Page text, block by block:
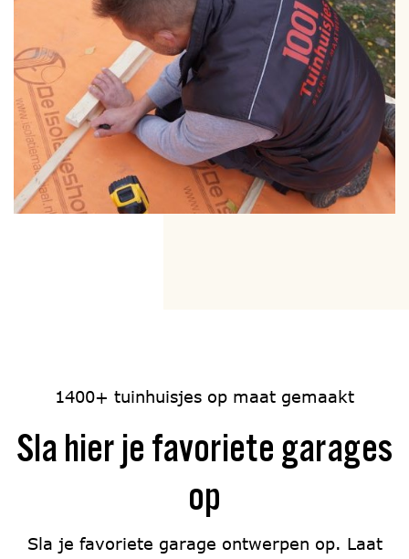
1400+ tuinhuisjes op maat gemaakt
Sla hier je favoriete garages
op
Sla je favoriete garage ontwerpen op. Laat